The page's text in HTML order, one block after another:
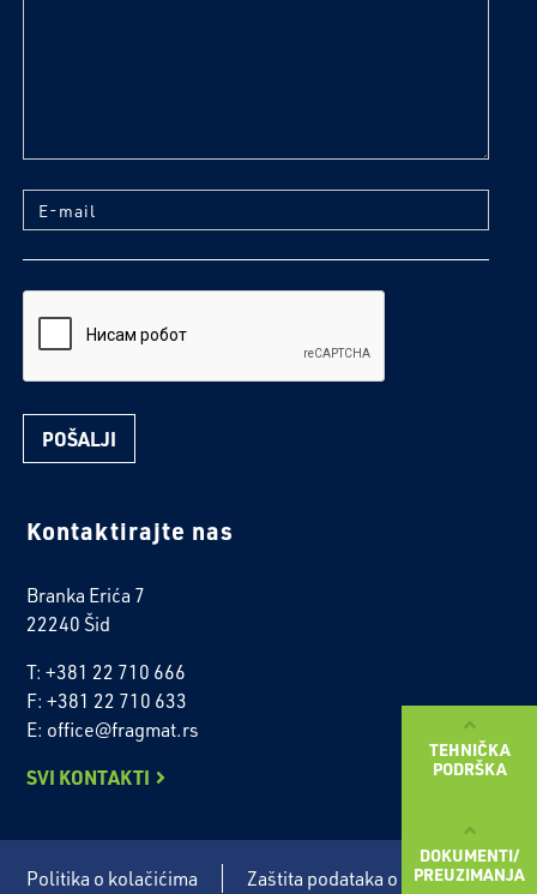
TEHNIČKA
PODRŠKA
DOKUMENTI/
PREUZIMANJA
E-mail
Kontaktirajte nas
Branka Erića 7
22240 Šid
T: +381 22 710 666
F: +381 22 710 633
E: office@fragmat.rs
SVI KONTAKTI
Politika o kolačićima Zaštita podataka o ličnosti